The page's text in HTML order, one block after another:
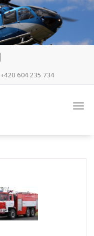
+420 604 235 734